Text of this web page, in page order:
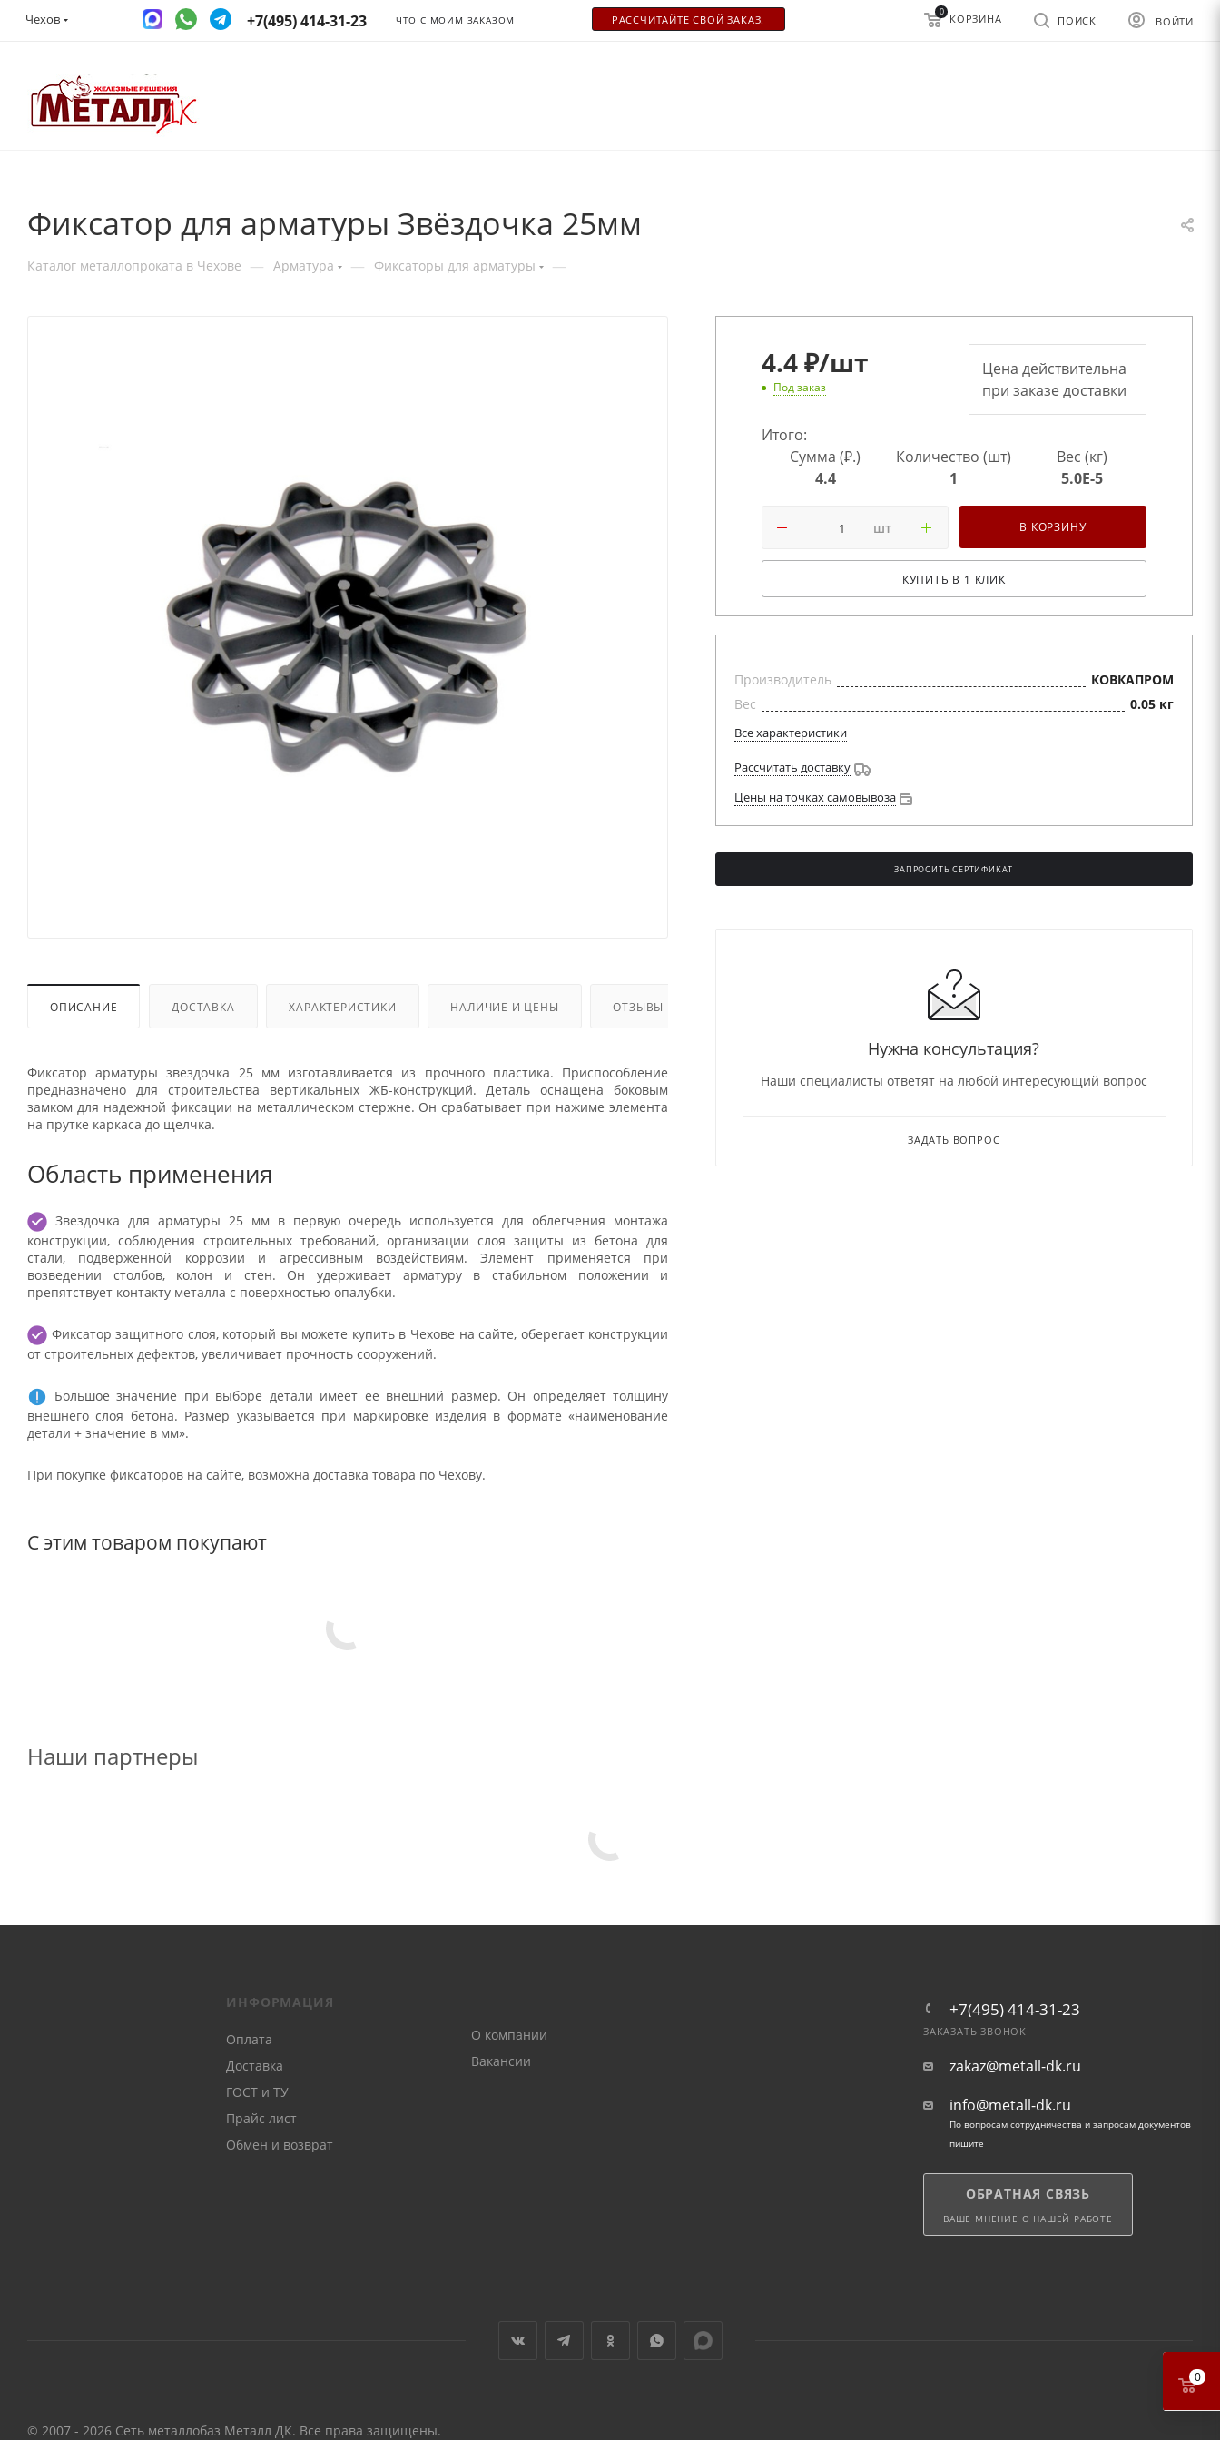
Чехов +7(495) 414-31-23 ЧТО С МОИМ ЗАКАЗОМ РАСCЧИТАЙТЕ СВОЙ ЗАКАЗ. ВОЙТИ
ПОИСК
0
КОРЗИНА
Фиксатор для арматуры Звёздочка 25мм
Каталог металлопроката в Чехове — Арматура — Фиксаторы для арматуры —
ОПИСАНИЕ ДОСТАВКА ХАРАКТЕРИСТИКИ НАЛИЧИЕ И ЦЕНЫ ОТЗЫВЫ
Фиксатор арматуры звездочка 25 мм изготавливается из прочного пластика. Приспособление
предназначено для строительства вертикальных ЖБ-конструкций. Деталь оснащена боковым
замком для надежной фиксации на металлическом стержне. Он срабатывает при нажиме элемента
на прутке каркаса до щелчка.
Область применения
Звездочка для арматуры 25 мм в первую очередь используется для облегчения монтажа
конструкции, соблюдения строительных требований, организации слоя защиты из бетона для
стали, подверженной коррозии и агрессивным воздействиям. Элемент применяется при
возведении столбов, колон и стен. Он удерживает арматуру в стабильном положении и
препятствует контакту металла с поверхностью опалубки.
Фиксатор защитного слоя, который вы можете купить в Чехове на сайте, оберегает конструкции
от строительных дефектов, увеличивает прочность сооружений.
Большое значение при выборе детали имеет ее внешний размер. Он определяет толщину
внешнего слоя бетона. Размер указывается при маркировке изделия в формате «наименование
детали + значение в мм».
При покупке фиксаторов на сайте, возможна доставка товара по Чехову.
С этим товаром покупают
4.4₽/шт
Под заказ
Цена действительна
при заказе доставки
Итого:
Сумма (₽.)
4.4
Количество (шт)
1
Вес (кг)
5.0E-5
шт В КОРЗИНУ
КУПИТЬ В 1 КЛИК
Производитель
КОВКАПРОМ
Вес
0.05 кг
Все характеристики
Рассчитать доставку
Цены на точках самовывоза
ЗАПРОСИТЬ СЕРТИФИКАТ
Нужна консультация?
Наши специалисты ответят на любой интересующий вопрос
ЗАДАТЬ ВОПРОС
Наши партнеры
ИНФОРМАЦИЯ
Оплата
Доставка
ГОСТ и ТУ
Прайс лист
Обмен и возврат
О компании
Вакансии
+7(495) 414-31-23
ЗАКАЗАТЬ ЗВОНОК
zakaz@metall-dk.ru
info@metall-dk.ru
По вопросам сотрудничества и запросам документов
пишите
ОБРАТНАЯ СВЯЗЬ
ВАШЕ МНЕНИЕ О НАШЕЙ РАБОТЕ
© 2007 - 2026 Сеть металлобаз Металл ДК. Все права защищены.
0